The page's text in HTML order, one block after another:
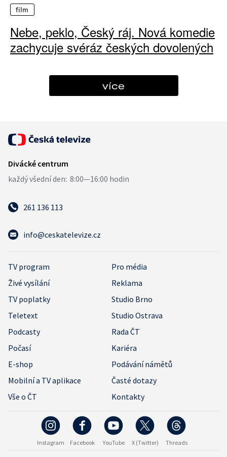
film
Nebe, peklo, Český ráj. Nová komedie
zachycuje svéráz českých dovolených
více
261 136 113
info@ceskatelevize.cz
TV program
Pro média
Živé vysílání
Reklama
TV poplatky
Studio Brno
Teletext
Studio Ostrava
Podcasty
Rada ČT
Počasí
Kariéra
E-shop
Podávání námětů
Mobilní a TV aplikace
Časté dotazy
Vše o ČT
Kontakty
Instagram Facebook YouTube X (Twitter) Threads